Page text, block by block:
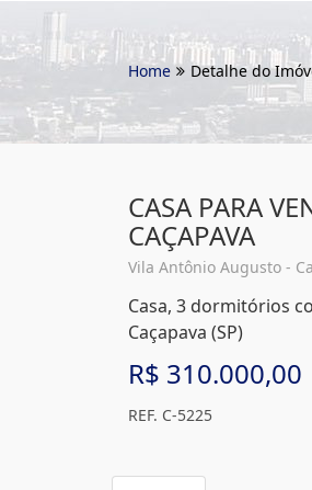
Home Detalhe do
CASA PARA
CAÇAPAVA
Vila Antônio Augusto -
Casa, 3 dormitórios
Caçapava (SP)
R$ 310.000,00
REF. C-5225